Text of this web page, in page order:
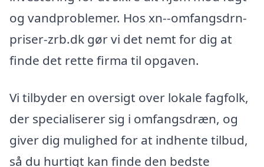
og vandproblemer. Hos xn--omfangsdrn-
priser-zrb.dk gør vi det nemt for dig at
finde det rette firma til opgaven.
Vi tilbyder en oversigt over lokale fagfolk,
der specialiserer sig i omfangsdræn, og
giver dig mulighed for at indhente tilbud,
så du hurtigt kan finde den bedste